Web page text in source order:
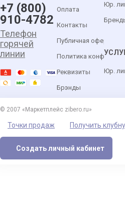
+7 (800)
910-4782
Телефон
горячей
линии
Оплата
Контакты
Публичная оферта
Политика
Реквизиты
Брэнды
Юр.
Юр.
© 2007 «Маркетплейс zibero.ru»
Точки продаж Получить
Создать личный кабинет